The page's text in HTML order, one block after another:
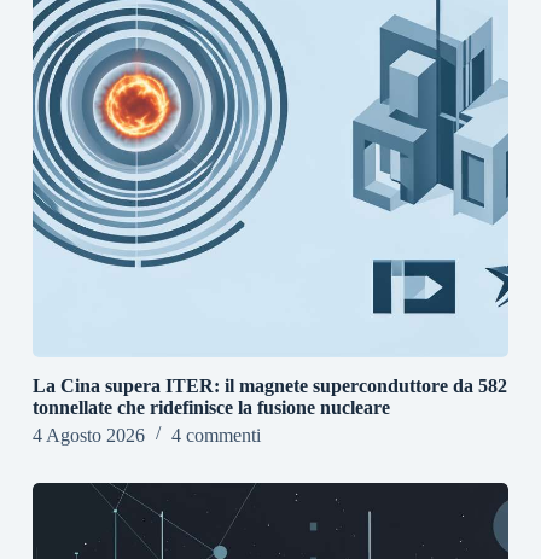
La Cina supera ITER: il magnete superconduttore da 582
tonnellate che ridefinisce la fusione nucleare
4 Agosto 2026
4 commenti